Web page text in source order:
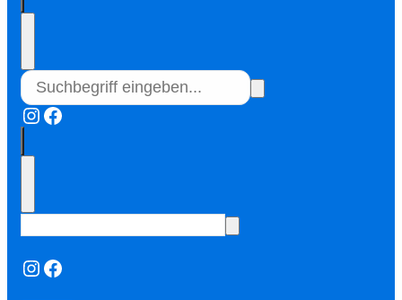
Instagram
Facebook
Instagram
Facebook